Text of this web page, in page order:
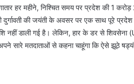
हर महीने, निश्चित समय पर प्रदेश की 1
दुर्गावती की जयंती के अवसर पर एक साथ पूरे
नहीं डाली गई है। लेकिन, हार के डर से
सारे मतदाताओं से कहना चाहूंगा कि ऐसे झूठे